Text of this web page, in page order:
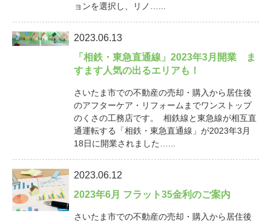
ョンを選択し、リノ…...
2023.06.13
「相鉄・東急直通線」2023年3月開業 ま
すます人気の出るエリアも！
さいたま市での不動産の売却・購入から居住後
のアフターケア・リフォームまでワンストップ
のくさの工務店です。 相鉄線と東急線が相互直
通運転する「相鉄・東急直通線」が2023年3月
18日に開業されました…...
2023.06.12
2023年6月 フラット35金利のご案内
さいたま市での不動産の売却・購入から居住後